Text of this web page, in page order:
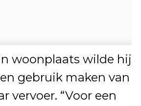
woonplaats wilde hij
gebruik maken van
vervoer. “Voor een